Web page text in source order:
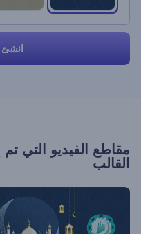
انشئ
مقاطع الفيديو التي
القالب